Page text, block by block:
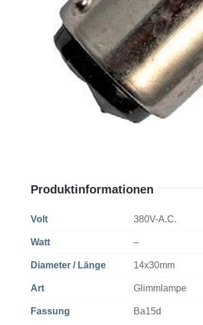
Produktinformationen
Volt 380V-A.C.
Watt –
Diameter / Länge 14x30mm
Art Glimmlampe
Fassung Ba15d